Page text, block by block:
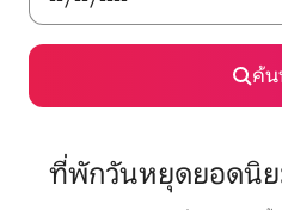
ค้น
ที่พักวันหยุดยอดนิย